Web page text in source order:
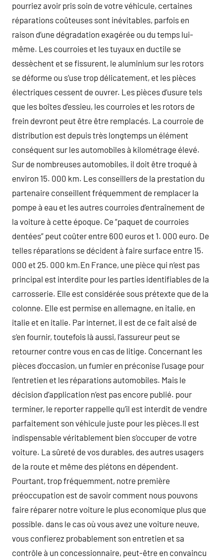
pourriez avoir pris soin de votre véhicule, certaines
réparations coûteuses sont inévitables, parfois en
raison d’une dégradation exagérée ou du temps lui-
même. Les courroies et les tuyaux en ductile se
dessèchent et se fissurent, le aluminium sur les rotors
se déforme ou s’use trop délicatement, et les pièces
électriques cessent de ouvrer. Les pièces d’usure tels
que les boîtes d’essieu, les courroies et les rotors de
frein devront peut être être remplacés. La courroie de
distribution est depuis très longtemps un élément
conséquent sur les automobiles à kilométrage élevé.
Sur de nombreuses automobiles, il doit être troqué à
environ 15. 000 km. Les conseillers de la prestation du
partenaire conseillent fréquemment de remplacer la
pompe à eau et les autres courroies d’entraînement de
la voiture à cette époque. Ce “paquet de courroies
dentées” peut coûter entre 600 euros et 1. 000 euro. De
telles réparations se décident à faire surface entre 15.
000 et 25. 000 km.En France, une pièce qui n’est pas
principal est interdite pour les parties identifiables de la
carrosserie. Elle est considérée sous prétexte que de la
colonne. Elle est permise en allemagne, en italie, en
italie et en italie. Par internet, il est de ce fait aisé de
s’en fournir, toutefois là aussi, l’assureur peut se
retourner contre vous en cas de litige. Concernant les
pièces d’occasion, un fumier en préconise l’usage pour
l’entretien et les réparations automobiles. Mais le
décision d’application n’est pas encore publié. pour
terminer, le reporter rappelle qu’il est interdit de vendre
parfaitement son véhicule juste pour les pièces.Il est
indispensable véritablement bien s’occuper de votre
voiture. La sûreté de vos durables, des autres usagers
de la route et même des piétons en dépendent.
Pourtant, trop fréquemment, notre première
préoccupation est de savoir comment nous pouvons
faire réparer notre voiture le plus economique plus que
possible. dans le cas où vous avez une voiture neuve,
vous confierez probablement son entretien et sa
contrôle à un concessionnaire, peut-être en convaincu